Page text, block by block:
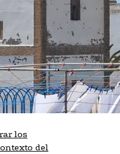
los
del